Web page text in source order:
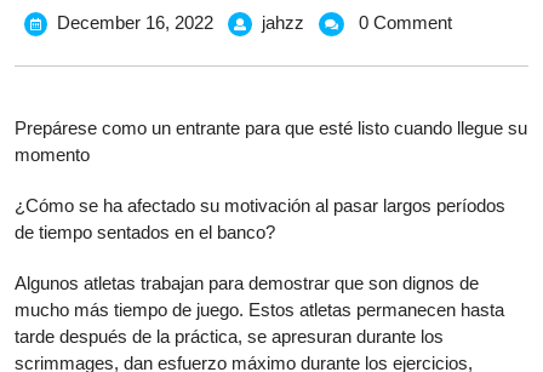
December 16, 2022December
jahzz
Jalen
para
en
el
banco
0 Comment
Prepárese como un entrante para que esté listo cuando llegue su
momento
¿Cómo se ha afectado su motivación al pasar largos períodos
de tiempo sentados en el banco?
Algunos atletas trabajan para demostrar que son dignos de
mucho más tiempo de juego. Estos atletas permanecen hasta
tarde después de la práctica, se apresuran durante los
scrimmages, dan esfuerzo máximo durante los ejercicios,